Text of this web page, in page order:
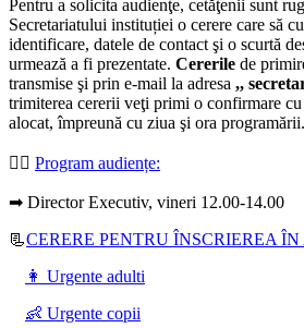
Pentru a solicita audienţe, cetăţenii sunt
Secretariatului instituției o cerere care să
identificare, datele de contact şi o scurtă
urmează a fi prezentate. Cererile de
transmise şi prin e-mail la adresa ,,
trimiterea cererii veţi primi o confirmare
alocat, împreună cu ziua şi ora programării.
👩‍⚕️ Program audiențe:
➡ Director Executiv, vineri 12.00-14.00
📃CERERE PENTRU ÎNSCRIEREA
👩 Urgente adulti
👶 Urgente copii